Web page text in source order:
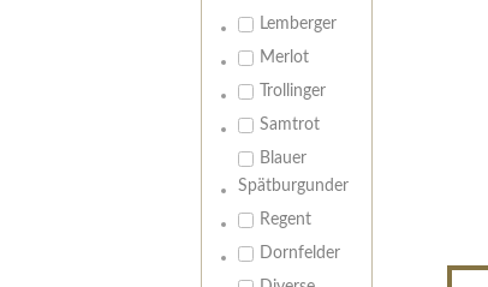
Lemberger
Merlot
Trollinger
Samtrot
Blauer
Spätburgunder
Regent
Dornfelder